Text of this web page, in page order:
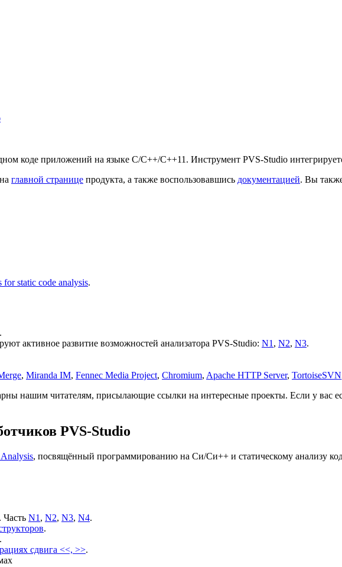
коде приложений на языке C/C++/C++11. Инструмент PVS-Studio
главной странице продукта, а также воспользовавшись документацией. Вы
for static code analysis.
активное развитие возможностей анализатора PVS-Studio: N1 , N2, N3.
, Miranda IM, Fennec Media Project, Chromium, Apache HTTP Server, TortoiseSVN
нашим читателям, присылающие ссылки на интересные проекты. Если у вас
PVS-Studio
, посвящённый программированию на Си/Си++ и статическому анализу
Часть N1 , N2, N3, N4.
.
.
сдвига <<, >>.